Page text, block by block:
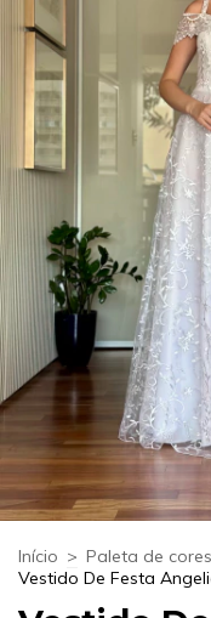
Início > Paleta de cores
Vestido De Festa